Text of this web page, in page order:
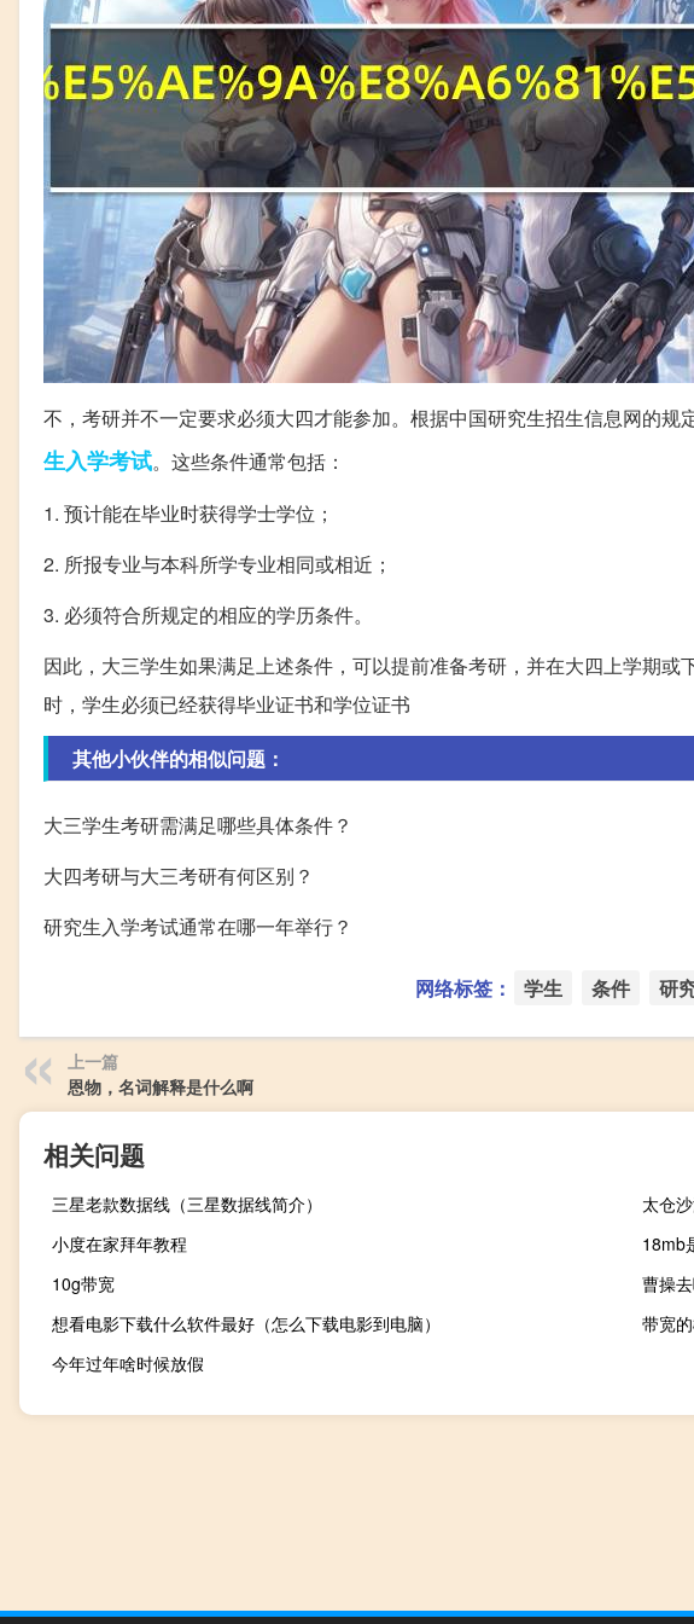
不，考研并不一定要求必须大四才能参加。根据中国研究生招生信息网的规
生入学考试。这些条件通常包括：
1. 预计能在毕业时获得学士学位；
2. 所报专业与本科所学专业相同或相近；
3. 必须符合所规定的相应的学历条件。
因此，大三学生如果满足上述条件，可以提前准备考研，并在大四上学期
时，学生必须已经获得毕业证书和学位证书
其他小伙伴的相似问题：
大三学生考研需满足哪些具体条件？
大四考研与大三考研有何区别？
研究生入学考试通常在哪一年举行？
网络标签： 学生 条件 研
上一篇
恩物，名词解释是什么啊
相关问题
三星老款数据线（三星数据线简介）
太仓
小度在家拜年教程
18mb
10g带宽
曹操
想看电影下载什么软件最好（怎么下载电影到电脑）
带宽
今年过年啥时候放假